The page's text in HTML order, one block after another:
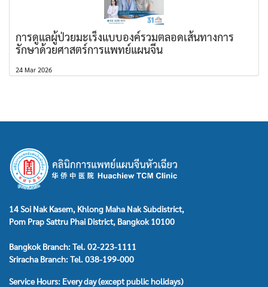
การดูแลผู้ป่วยมะเร็งแบบองค์รวมตลอดเส้นทางการ
รักษาด้วยศาสตร์การแพทย์แผนจีน
24 Mar 2026
14 Soi Nak Kasem, Khlong Maha Nak Subdistrict,
Pom Prap Sattru Phai District, Bangkok 10100
Bangkok Branch: Tel. 02-223-1111
Sriracha Branch: Tel. 038-199-000
Service Hours: Every day (except public holidays)